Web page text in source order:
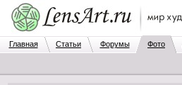
Главная Статьи Форумы Фото